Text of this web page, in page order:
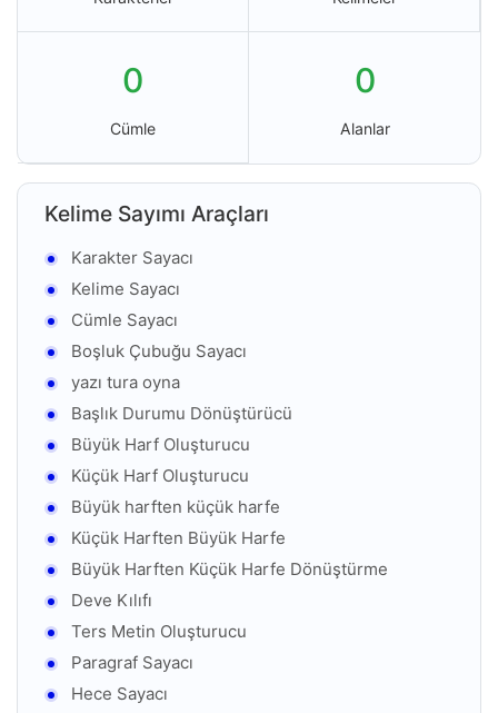
0
Cümle
0
Alanlar
Kelime Sayımı Araçları
Karakter Sayacı
Kelime Sayacı
Cümle Sayacı
Boşluk Çubuğu Sayacı
yazı tura oyna
Başlık Durumu Dönüştürücü
Büyük Harf Oluşturucu
Küçük Harf Oluşturucu
Büyük harften küçük harfe
Küçük Harften Büyük Harfe
Büyük Harften Küçük Harfe Dönüştürme
Deve Kılıfı
Ters Metin Oluşturucu
Paragraf Sayacı
Hece Sayacı